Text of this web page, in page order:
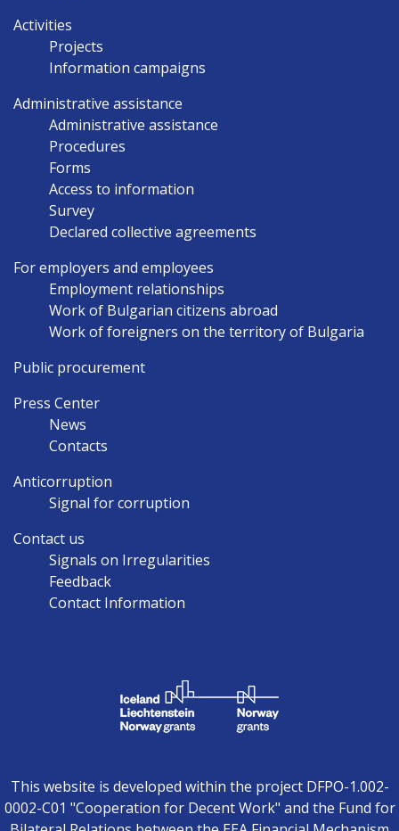
Activities
Projects
Information campaigns
Administrative assistance
Administrative assistance
Procedures
Forms
Access to information
Survey
Declared collective agreements
For employers and employees
Employment relationships
Work of Bulgarian citizens abroad
Work of foreigners on the territory of Bulgaria
Public procurement
Press Center
News
Contacts
Anticorruption
Signal for corruption
Contact us
Signals on Irregularities
Feedback
Contact Information
This website is developed within the project DFPO-1.002-
0002-C01 "Cooperation for Decent Work" and the Fund for